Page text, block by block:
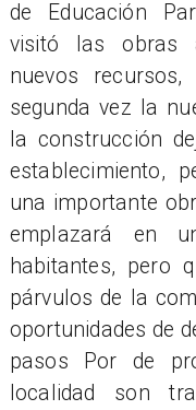
de Educación
visitó las obras
nuevos
segunda vez la
la construcción
establecimiento,
una importante
emplazará en
habitantes, pero
párvulos de la
oportunidades de
pasos Por de
localidad son